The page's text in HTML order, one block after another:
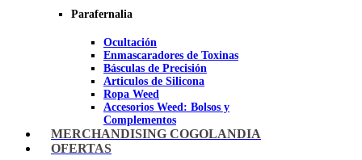
Pipas BHO
Dabbers
Imagen
Parafernalia
Ocultación
Enmascaradores de Toxinas
Básculas de Precisión
Articulos de Silicona
Ropa Weed
Accesorios Weed: Bolsos y
Complementos
Cannabuds
Inciensos
MERCHANDISING COGOLANDIA
OFERTAS